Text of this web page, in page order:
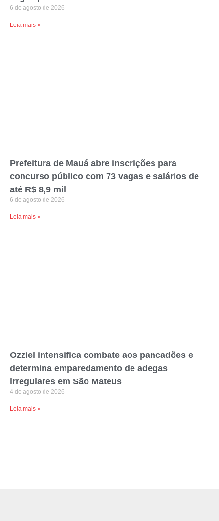
6 de agosto de 2026
Leia mais »
Prefeitura de Mauá abre inscrições para
concurso público com 73 vagas e salários de
até R$ 8,9 mil
6 de agosto de 2026
Leia mais »
Ozziel intensifica combate aos pancadões e
determina emparedamento de adegas
irregulares em São Mateus
4 de agosto de 2026
Leia mais »